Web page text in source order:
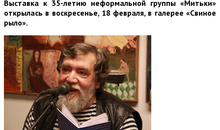
Выставка к 35-летию неформальной группы «Митьки»
открылась в воскресенье, 18 февраля, в галерее «Свиное
рыло».